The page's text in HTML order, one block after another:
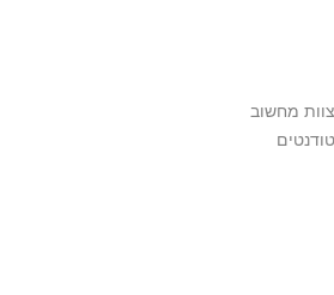
מחשוב